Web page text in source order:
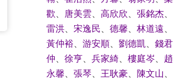
歡
唐美雲、 高欣欣 張銘杰、
雷洪、 宋逸民 德馨 林道遠
黃仲裕、 游安順、 劉德凱
錢君
仲
徐亨、 兵家綺、 樓庭岑
趙
永馨
張琴 王耿豪 陳文山